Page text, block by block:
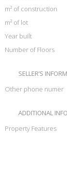
m² of construction
m² of lot
Year built
Number of Floors
SELLER’S
Other phone numer
ADDITIONAL
Property Features